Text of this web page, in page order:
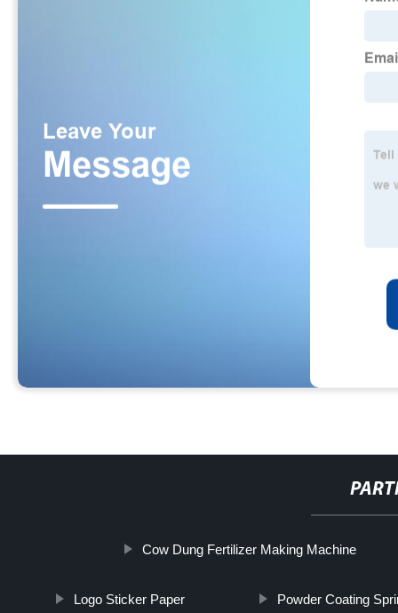
Cow Dung Fertilizer Making Machine
Logo Sticker Paper Powder Coating